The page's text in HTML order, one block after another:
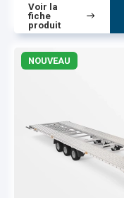
Voir la
fiche
produit
NOUVEAU